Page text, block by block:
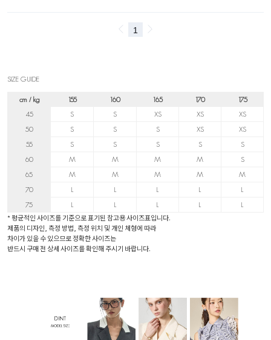
SIZE GUIDE
cm / kg 155 160 165 170
175
45
S S XS XS
XS
50
S S S XS
XS
55
S S S S
S
60
M M M M
S
65
M M M M
M
70
L L L L
L
75
L L L L L
* 평균적인 사이즈를 기준으로 표기된 참고용 사이즈표입니다.
제품의 디자인, 측정 방법, 측정 위치 및 개인 체형에 따라
차이가 있을 수 있으므로 정확한 사이즈는
반드시 구매 전 상세 사이즈를 확인해 주시기 바랍니다.